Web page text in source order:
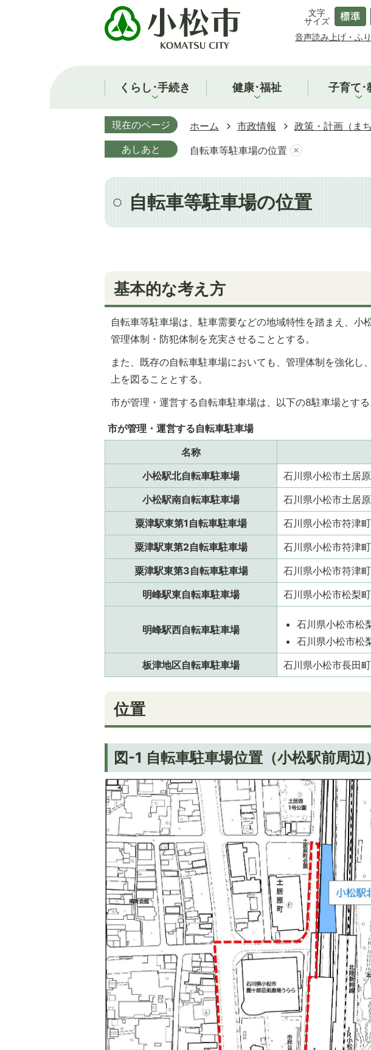
文字
サイズ
音声読み上げ・ふ
くらし･手続き 健康･福祉 子育て･
現在のページ ホーム 市政情報 政策・計画（まち
あしあと
自転車等駐車場の位置
自転車等駐車場の位置
基本的な考え方
自転車等駐車場は、駐車需要などの地域特性を踏まえ、小
管理体制・防犯体制を充実させることとする。
また、既存の自転車駐車場においても、管理体制を強化し
上を図ることとする。
市が管理・運営する自転車駐車場は、以下の8駐車場とする
市が管理・運営する自転車駐車場
名称
小松駅北自転車駐車場
石川県小松市土居
小松駅南自転車駐車場
石川県小松市土居
粟津駅東第1自転車駐車場
石川県小松市符津
粟津駅東第2自転車駐車場
石川県小松市符津
粟津駅東第3自転車駐車場
石川県小松市符津
明峰駅東自転車駐車場
石川県小松市松梨
明峰駅西自転車駐車場
石川県小松市松
石川県小松市松
板津地区自転車駐車場 石川県小松市長田
位置
図-1 自転車駐車場位置（小松駅前周辺）